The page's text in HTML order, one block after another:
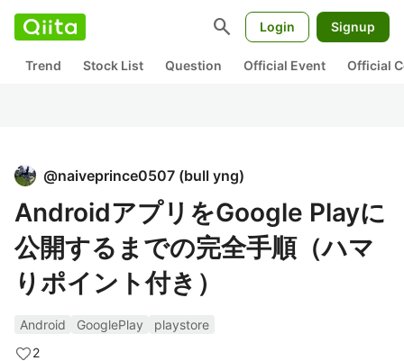
search Login Signup
Trend Stock List Question Official Event Official
@naiveprince0507 (bull yng)
AndroidアプリをGoogle Playに
公開するまでの完全手順（ハマ
りポイント付き）
Android GooglePlay
playstore
2